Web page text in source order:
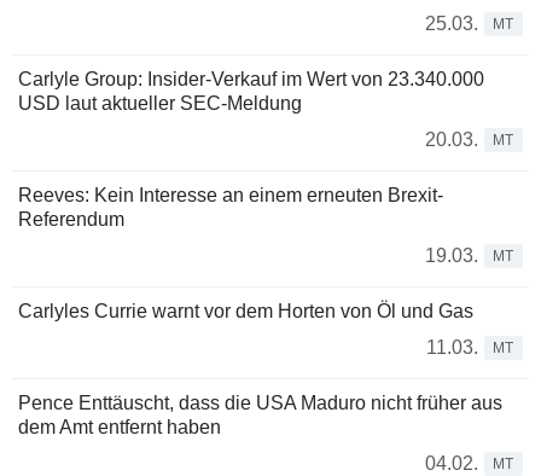
25.03.
MT
Carlyle Group: Insider-Verkauf im Wert von 23.340.000
USD laut aktueller SEC-Meldung
20.03.
MT
Reeves: Kein Interesse an einem erneuten Brexit-
Referendum
19.03.
MT
Carlyles Currie warnt vor dem Horten von Öl und Gas
11.03.
MT
Pence Enttäuscht, dass die USA Maduro nicht früher aus
dem Amt entfernt haben
04.02.
MT